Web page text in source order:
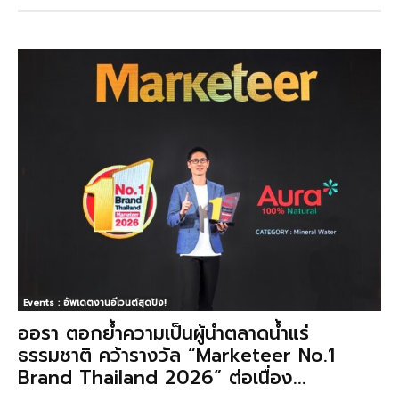
Events : อัพเดตงานอีเวนต์สุดปัง!
ออรา ตอกย้ำความเป็นผู้นำตลาดน้ำแร่
ธรรมชาติ คว้ารางวัล “Marketeer No.1
Brand Thailand 2026” ต่อเนื่อง...